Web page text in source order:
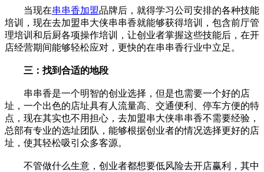
当现在串串香加盟品牌后，就得学习公司安排的各种技能
培训，现在去加盟串大侠串串香就能够获得培训，包含前厅管
理培训和后厨各项操作培训，让创业者掌握这些技能后，在开
店经营期间能够轻松应对，更快的在串串香行业中立足。
三：找到合适的地段
串串香是一个明智的创业选择，但是也需要一个好的店
址，一个出色的店址具有人流量高、交通便利、停车方便的特
点，现在其实也不用担心，去加盟串大侠串串香不需要经验，
总部有专业的选址团队，能够根据创业者的情况选择更好的店
址，使其轻松吸引众多客源。
不管做什么生意，创业者都想要低风险去开店赢利，其中